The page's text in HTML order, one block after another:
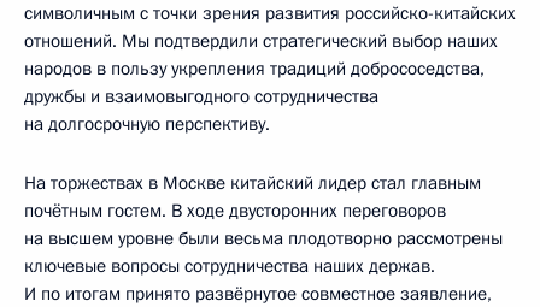
символичным с точки зрения развития российско-китайских
отношений. Мы подтвердили стратегический выбор наших
народов в пользу укрепления традиций добрососедства,
дружбы и взаимовыгодного сотрудничества
на долгосрочную перспективу.
На торжествах в Москве китайский лидер стал главным
почётным гостем. В ходе двусторонних переговоров
на высшем уровне были весьма плодотворно рассмотрены
ключевые вопросы сотрудничества наших держав.
И по итогам принято развёрнутое совместное заявление,